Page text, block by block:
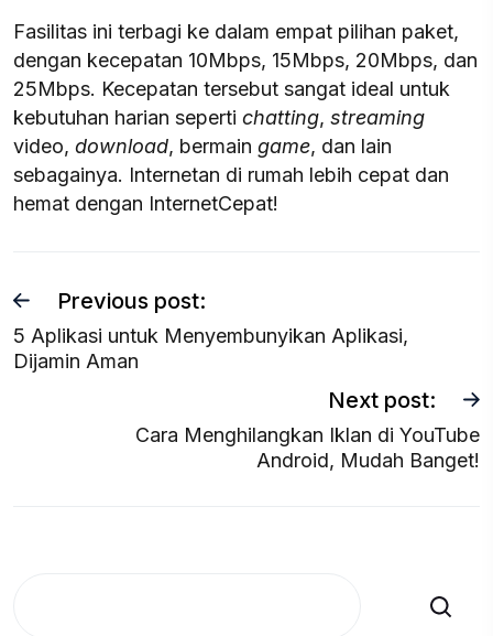
Fasilitas ini terbagi ke dalam empat pilihan paket,
dengan kecepatan 10Mbps, 15Mbps, 20Mbps, dan
25Mbps. Kecepatan tersebut sangat ideal untuk
kebutuhan harian seperti chatting, streaming
video, download, bermain game, dan lain
sebagainya. Internetan di rumah lebih cepat dan
hemat dengan InternetCepat!
Previous post:
5 Aplikasi untuk Menyembunyikan Aplikasi,
Dijamin Aman
Next post:
Cara Menghilangkan Iklan di YouTube
Android, Mudah Banget!
Search